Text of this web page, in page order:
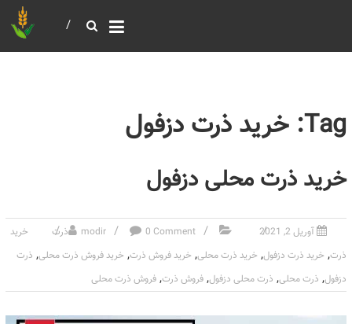
Tag: خرید ذرت دزفول
خرید ذرت محلی دزفول
آوریل 2, 2021 modir 0 Comment ذرت
خرید
ذرت, خرید ذرت دزفول, خرید ذرت محلی, خرید فروش ذرت, خرید فروش ذرت محلی, ذرت
دزفول, ذرت محلی, ذرت محلی دزفول, فروش ذرت, فروش ذرت محلی